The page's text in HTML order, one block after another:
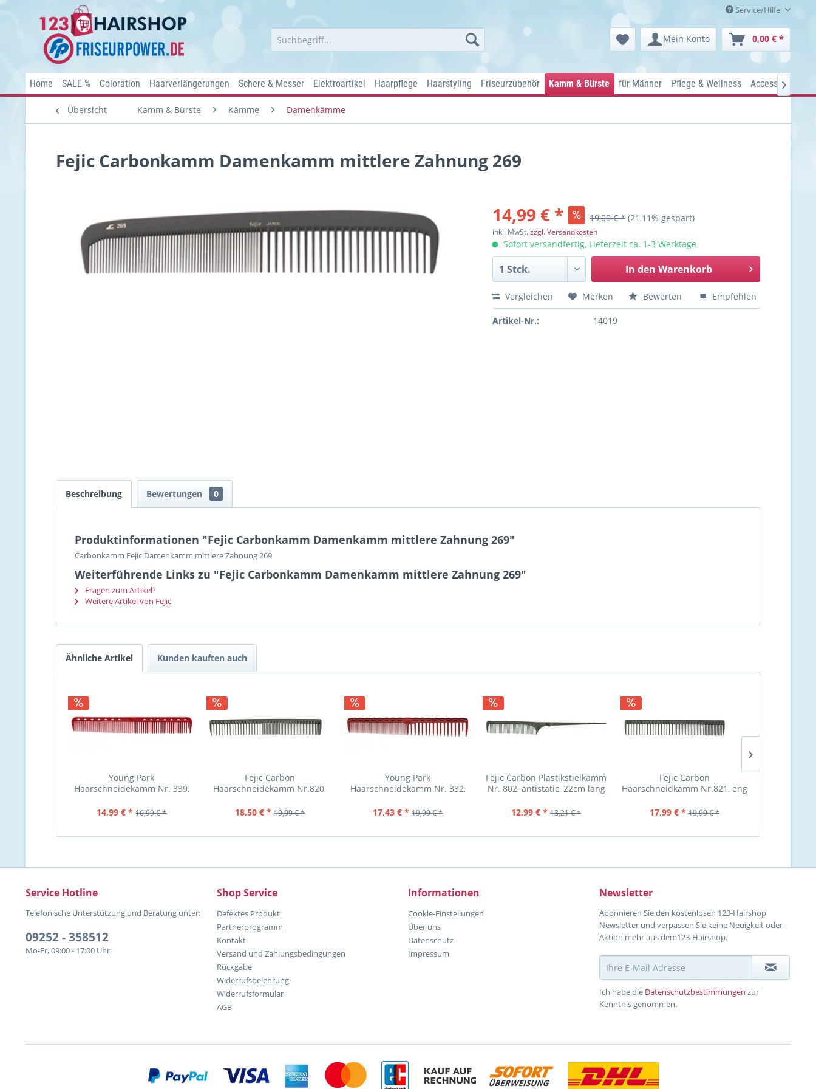
Service/Hilfe
Mein Konto 0,00 € *
Home SALE % Coloration Haarverlängerungen Schere & Messer Elektroartikel Haarpflege Haarstyling Friseurzubehör Kamm & Bürste für Männer Pflege & Wellness Accessoires

Übersicht Kamm & Bürste Kämme Damenkämme
Fejic Carbonkamm Damenkamm mittlere Zahnung 269
14,99 € * 19,00 € * (21,11% gespart)
inkl. MwSt.zzgl. Versandkosten
Sofort versandfertig, Lieferzeit ca. 1-3 Werktage
In den Warenkorb
Vergleichen Merken Bewerten Empfehlen
Artikel-Nr.: 14019
Beschreibung Bewertungen 0
Produktinformationen "Fejic Carbonkamm Damenkamm mittlere Zahnung 269"
Carbonkamm Fejic Damenkamm mittlere Zahnung 269
Weiterführende Links zu "Fejic Carbonkamm Damenkamm mittlere Zahnung 269"
Fragen zum Artikel?
Weitere Artikel von Fejic
Ähnliche Artikel Kunden kauften auch
Young Park
Haarschneidekamm Nr. 339,
14,99 € * 16,99 € *
Fejic Carbon
Haarschneidekamm Nr.820,
18,50 € * 19,99 € *
Young Park
Haarschneidekamm Nr. 332,
17,43 € * 19,99 € *
Fejic Carbon Plastikstielkamm
Nr. 802, antistatic, 22cm lang
12,99 € * 13,21 € *
Fejic Carbon
Haarschneidkamm Nr.821, eng
17,99 € * 19,99 € *
Service Hotline
Telefonische Unterstützung und Beratung unter:
09252 - 358512
Mo-Fr, 09:00 - 17:00 Uhr
Shop Service
Defektes Produkt
Partnerprogramm
Kontakt
Versand und Zahlungsbedingungen
Rückgabe
Widerrufsbelehrung
Widerrufsformular
AGB
Informationen
Cookie-Einstellungen
Über uns
Datenschutz
Impressum
Newsletter
Abonnieren Sie den kostenlosen 123-Hairshop
Newsletter und verpassen Sie keine Neuigkeit oder
Aktion mehr aus dem123-Hairshop.
Ich habe die Datenschutzbestimmungen zur
Kenntnis genommen.